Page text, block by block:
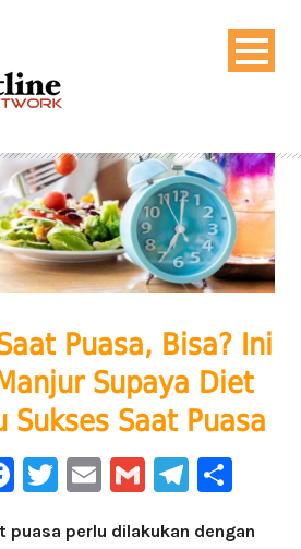
Puasa, Bisa? Ini
Supaya Diet
Sukses Saat Puasa
Facebook
Twitter
EmailGmail
puasa perlu dilakukan dengan